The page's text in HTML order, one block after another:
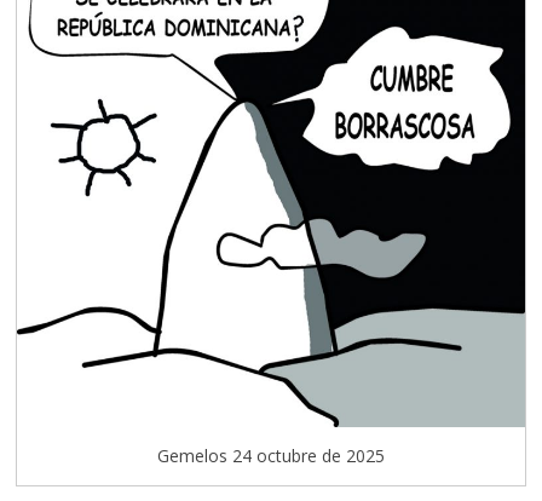
Gemelos 24 octubre de 2025